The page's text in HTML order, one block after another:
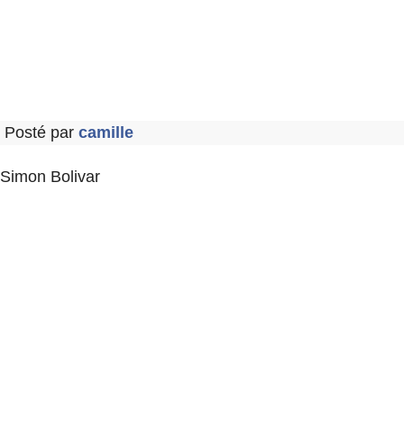
Posté par camille
Simon Bolivar